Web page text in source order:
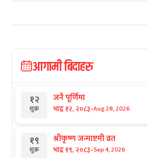
आगामी बिदाहरु
१२
शुक्र
जनै पूर्णिमा
भाद्र १२, २०८३-Aug 28, 2026
१९
शुक्र
श्रीकृष्ण जन्माष्टमी व्रत
भाद्र १९, २०८३-Sep 4, 2026